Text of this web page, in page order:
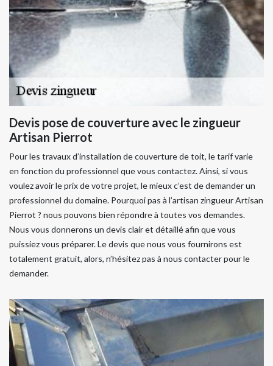
Devis pose de couverture avec le zingueur
Artisan Pierrot
Pour les travaux d’installation de couverture de toit, le tarif varie
en fonction du professionnel que vous contactez. Ainsi, si vous
voulez avoir le prix de votre projet, le mieux c’est de demander un
professionnel du domaine. Pourquoi pas à l’artisan zingueur Artisan
Pierrot ? nous pouvons bien répondre à toutes vos demandes.
Nous vous donnerons un devis clair et détaillé afin que vous
puissiez vous préparer. Le devis que nous vous fournirons est
totalement gratuit, alors, n’hésitez pas à nous contacter pour le
demander.